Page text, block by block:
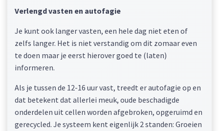
Verlengd vasten en autofagie
Je kunt ook langer vasten, een hele dag niet eten of
zelfs langer. Het is niet verstandig om dit zomaar even
te doen maar je eerst hierover goed te (laten)
informeren.
Als je tussen de 12-16 uur vast, treedt er autofagie op en
dat betekent dat allerlei meuk, oude beschadigde
onderdelen uit cellen worden afgebroken, opgeruimd en
gerecycled. Je systeem kent eigenlijk 2 standen: Groeien